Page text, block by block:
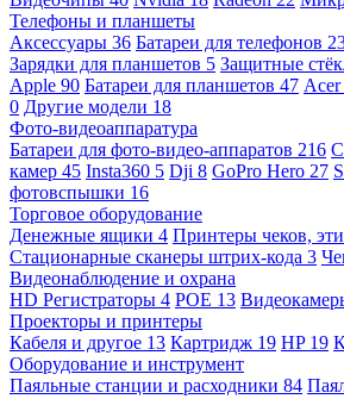
Телефоны и планшеты
Аксессуары 36 Батареи для телефонов
Зарядки для планшетов 5 Защитные
Apple 90 Батареи для планшетов 47 Acer
0 Другие модели 18
Фото-видеоаппаратура
Батареи для фото-видео-аппаратов 216
камер 45 Insta360 5 Dji 8 GoPro Hero 27
фотовспышки 16
Торговое оборудование
Денежные ящики 4 Принтеры чеков,
Стационарные сканеры штрих-кода 3
Видеонаблюдение и охрана
HD Регистраторы 4 POE 13
Проекторы и принтеры
Кабеля и другое 13 Картридж 19 HP 19
Оборудование и инструмент
Паяльные станции и расходники 84